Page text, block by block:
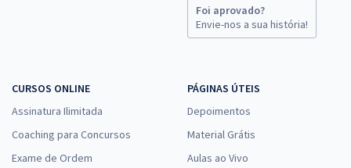
Foi aprovado?
Envie-nos a sua história!
CURSOS ONLINE
Assinatura Ilimitada
Coaching para Concursos
Exame de Ordem
PÁGINAS ÚTEIS
Depoimentos
Material Grátis
Aulas ao Vivo